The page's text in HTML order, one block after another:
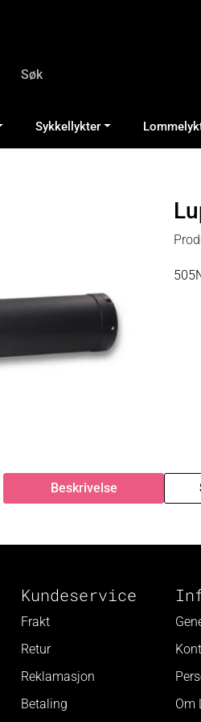
Sykkellykter
Beskrivelse
Kundeservice
Frakt
Retur
Reklamasjon
Betaling
Om